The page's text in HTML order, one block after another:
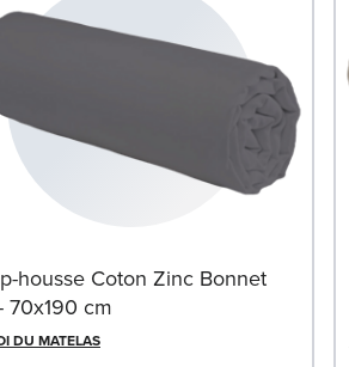
housse Coton Zinc Bonnet
70x190 cm
DU MATELAS